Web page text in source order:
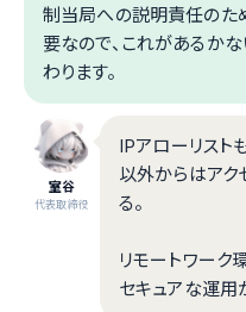
制当局への説明責任のた
要なので、これがあるか
わります。
室谷
代表取締役
IPアローリスト
以外からはアク
る。
リモートワーク
セキュアな運用